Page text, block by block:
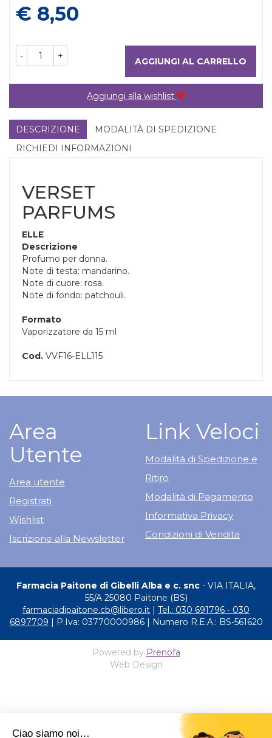
Prezzo
€ 8,50
- + AGGIUNGI AL CARRELLO
Aggiungi alla wishlist
DESCRIZIONE
MODALITÀ DI SPEDIZIONE
RICHIEDI INFORMAZIONI
VERSET
PARFUMS
ELLE
Descrizione
Profumo per donna.
Note di testa: mandarino.
Note di cuore: rosa.
Note di fondo: patchouli.
Formato
Vaporizzatore da 15 ml
Cod. VVF16-ELL115
Area
Utente
Area utente
Registrati
Wishlist
Iscrizione alla Newsletter
Link Veloci
Modalità di Spedizione e
Ritiro
Modalità di Pagamento
Informativa Privacy
Condizioni di Vendita
Farmacia Paitone di Gibelli Alba e c. snc - VIA ITALIA,
55/A 25080 Paitone (BS)
farmaciadipaitone.cb@libero.it
Tel.: 030 691796 - 030
6897709 | P.Iva: 03770000986 | Numero R.E.A.: BS-561620
Powered by Prenofa
Web Design